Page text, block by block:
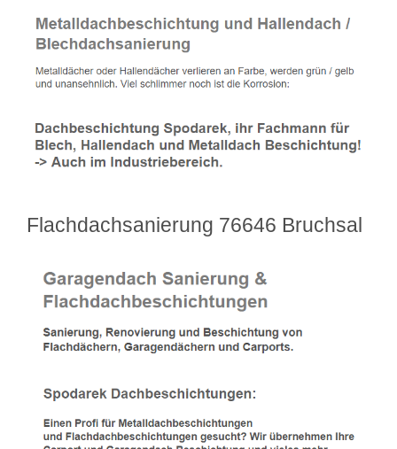
Flachdachsanierung 76646 Bruchsal